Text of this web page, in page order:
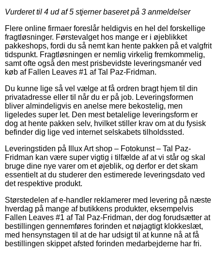
Vurderet til 4 ud af 5 stjerner baseret på 3 anmeldelser
Flere online firmaer foreslår heldigvis en hel del forskellige
fragtløsninger. Førstevalget hos mange er i øjeblikket
pakkeshops, fordi du så nemt kan hente pakken på et valgfrit
tidspunkt. Fragtløsningen er nemlig virkelig fremkommelig,
samt ofte også den mest prisbevidste leveringsmanér ved
køb af Fallen Leaves #1 af Tal Paz-Fridman.
Du kunne lige så vel vælge at få ordren bragt hjem til din
privatadresse eller til når du er på job. Leveringsformen
bliver almindeligvis en anelse mere bekostelig, men
ligeledes super let. Den mest betalelige leveringsform er
dog at hente pakken selv, hvilket stiller krav om at du fysisk
befinder dig lige ved internet selskabets tilholdssted.
Leveringstiden på Illux Art shop – Fotokunst – Tal Paz-
Fridman kan være super vigtig i tilfælde af at vi står og skal
bruge dine nye varer om et øjeblik, og derfor er det skam
essentielt at du studerer den estimerede leveringsdato ved
det respektive produkt.
Størstedelen af e-handler reklamerer med levering på næste
hverdag på mange af butikkens produkter, eksempelvis
Fallen Leaves #1 af Tal Paz-Fridman, der dog forudsætter at
bestillingen gennemføres forinden et nøjagtigt klokkeslæt,
med hensynstagen til at de har udsigt til at kunne nå at få
bestillingen skippet afsted forinden medarbejderne har fri.